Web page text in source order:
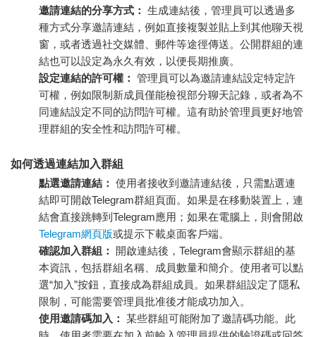
邀請連結的分享方式： 生成連結後，管理員可以透過多
種方式分享邀請連結，例如直接複製並貼上到其他聊天視
窗，或者透過社交媒體、郵件等途徑傳送。公開群組的連
結也可以設定為永久有效，以便長期推廣。
設定連結的許可權： 管理員可以為邀請連結設定特定許
可權，例如限制新成員僅能檢視部分聊天記錄，或者為不
同連結設定不同的訪問許可權。這有助於管理員更好地管
理群組的安全性和訪問許可權。
如何透過連結加入群組
點選邀請連結： 使用者接收到邀請連結後，只需點選連
結即可開啟Telegram群組頁面。如果是在移動裝置上，連
結會直接跳轉到Telegram應用；如果在電腦上，則會開啟
Telegram網頁版或提示下載桌面客戶端。
確認加入群組：
開啟連結後，Telegram會顯示群組的基
本資訊，包括群組名稱、成員數量和簡介。使用者可以點
選“加入”按鈕，直接成為群組成員。如果群組設定了隱私
限制，可能需要管理員批准後才能成功加入。
使用邀請碼加入： 某些群組可能附加了邀請碼功能。此